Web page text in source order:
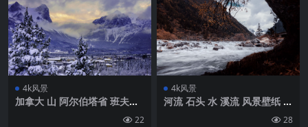
4k风景
加拿大 山 阿尔伯塔省 班夫国
22
4k风景
河流 石头 水 溪流 风景壁纸 背
28